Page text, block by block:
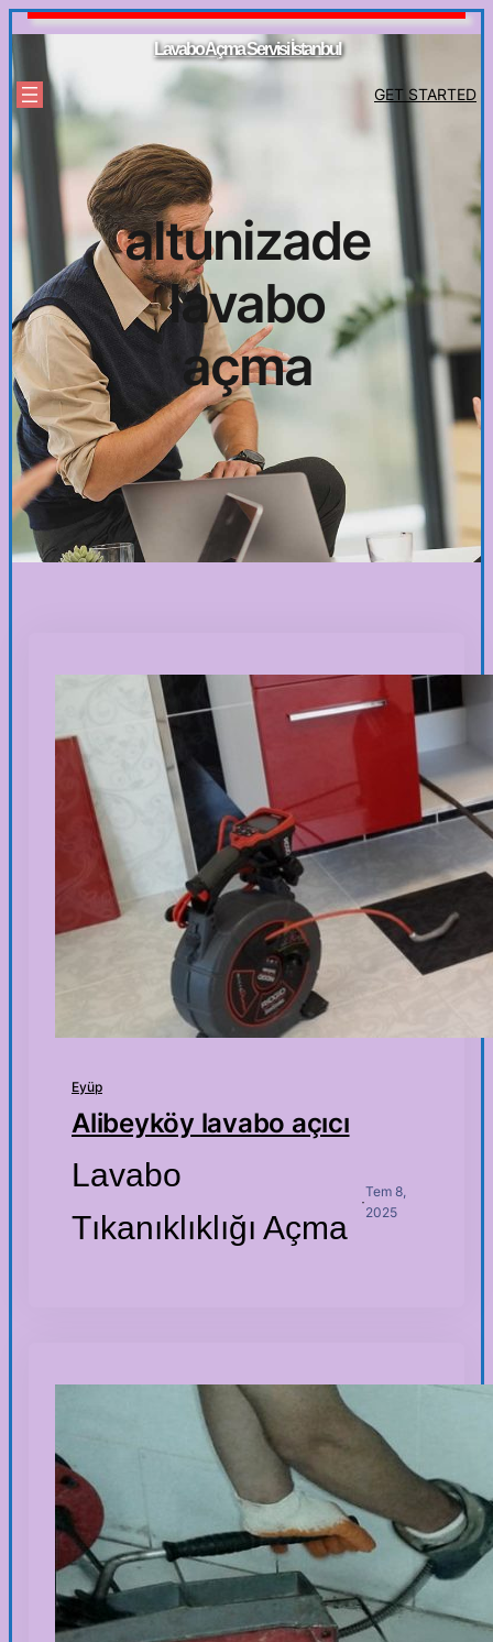
İçeriğe
Lavabo Açma Servisi İstanbul
GET STARTED
altunizade
lavabo
açma
Eyüp
Alibeyköy lavabo açıcı
Lavabo
Tıkanıklıklığı Açma
·
Tem 8,
2025